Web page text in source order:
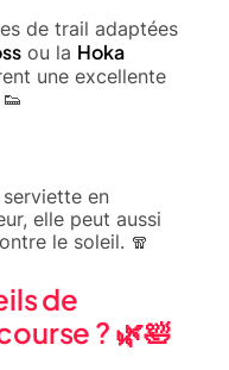
de trail adaptées
ou la Hoka
une excellente
en
elle peut aussi
le soleil. 🧣
de
? 🌿🛀